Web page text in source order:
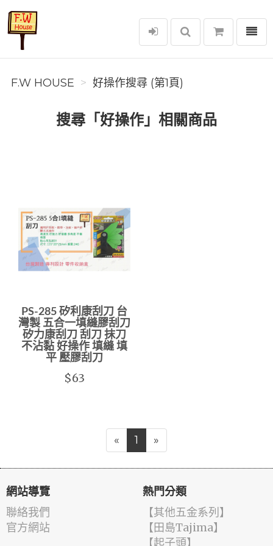
F.W House
選單
F.W HOUSE 好操作搜尋 (第1頁)
搜尋「好操作」相關商品
PS-285 矽利康刮刀 台
灣製 五合一填縫膠刮刀
矽力康刮刀 刮刀 抹刀
不沾黏 好操作 填縫 填
平 壓膠刮刀
$63
« 1 »
網站導覽
聯絡我們
官方網站
熱門分類
【其他五金系列】
【田島Tajima】
【起子頭】